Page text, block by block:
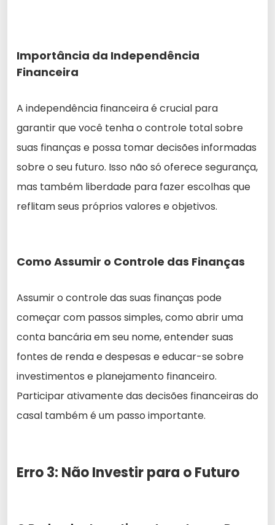
Importância da Independência
Financeira
A independência financeira é crucial para
garantir que você tenha o controle total sobre
suas finanças e possa tomar decisões informadas
sobre o seu futuro. Isso não só oferece segurança,
mas também liberdade para fazer escolhas que
reflitam seus próprios valores e objetivos.
Como Assumir o Controle das Finanças
Assumir o controle das suas finanças pode
começar com passos simples, como abrir uma
conta bancária em seu nome, entender suas
fontes de renda e despesas e educar-se sobre
investimentos e planejamento financeiro.
Participar ativamente das decisões financeiras do
casal também é um passo importante.
Erro 3: Não Investir para o Futuro